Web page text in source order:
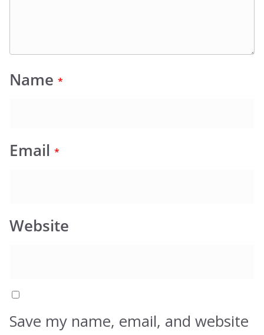
Name *
Email *
Website
Save my name, email, and website